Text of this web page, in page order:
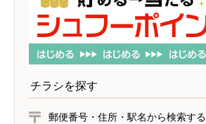
チラシを探す
郵便番号・住所・駅名から検索する